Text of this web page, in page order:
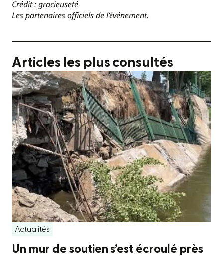
Crédit : gracieuseté
Les partenaires officiels de l’événement.
Articles les plus consultés
Actualités
Un mur de soutien s’est écroulé près